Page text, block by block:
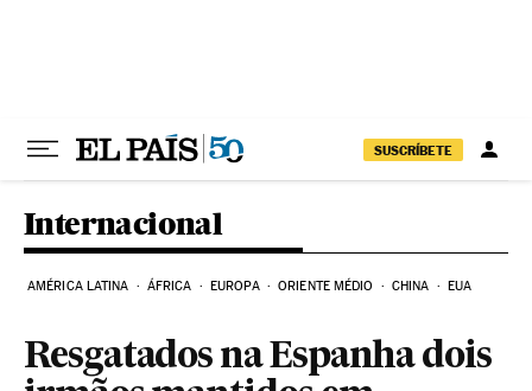
SUSCRÍBETE
Internacional
AMÉRICA LATINA ÁFRICA EUROPA ORIENTE MÉDIO CHINA EUA
Resgatados na Espanha dois